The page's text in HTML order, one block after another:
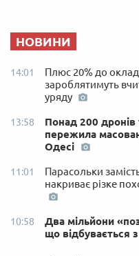
НОВИНИ
14:01
Плюс 20% до
зароблятимуть
уряду
13:58
Понад 200 дронів
пережила
Одесі
11:01
Парасольки
накриває різке
10:58
Два мільйони
що відбувається з